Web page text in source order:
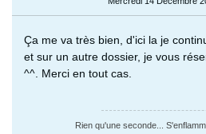
Ça me va très bien, d'ici la je
et sur un autre dossier, je vous
^^. Merci en tout cas.
Rien qu'une seconde...